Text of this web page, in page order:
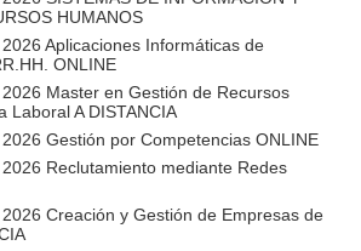
HUMANOS
Aplicaciones Informáticas de
ONLINE
Master en Gestión de Recursos
Laboral A DISTANCIA
Gestión por Competencias ONLINE
Reclutamiento mediante Redes
Creación y Gestión de Empresas de